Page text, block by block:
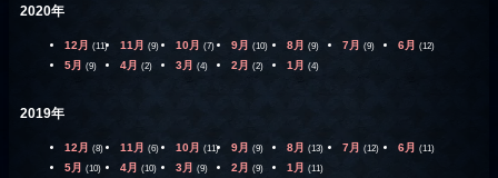
2020年
12月 (11) 11月 (9) 10月 (7) 9月 (10) 8月 (9) 7月 (9) 6月 (12)
5月 (9) 4月 (2) 3月 (4) 2月 (2) 1月 (4)
2019年
12月 (8) 11月 (6) 10月 (11) 9月 (9) 8月 (13) 7月 (12) 6月 (11)
5月 (10) 4月 (10) 3月 (9) 2月 (9) 1月 (11)